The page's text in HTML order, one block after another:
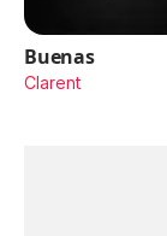
Buenas
Clarent